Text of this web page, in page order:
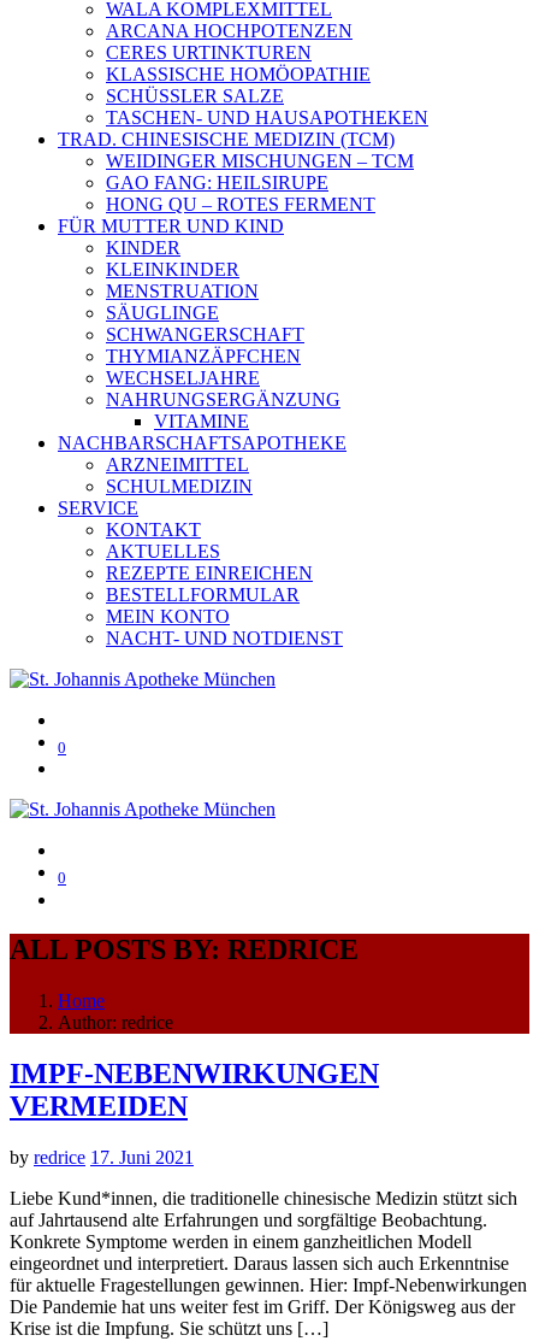
WALA KOMPLEXMITTEL
ARCANA HOCHPOTENZEN
CERES URTINKTUREN
KLASSISCHE HOMÖOPATHIE
SCHÜSSLER SALZE
TASCHEN- UND HAUSAPOTHEKEN
TRAD. CHINESISCHE MEDIZIN (TCM)
WEIDINGER MISCHUNGEN – TCM
GAO FANG: HEILSIRUPE
HONG QU – ROTES FERMENT
FÜR MUTTER UND KIND
KINDER
KLEINKINDER
MENSTRUATION
SÄUGLINGE
SCHWANGERSCHAFT
THYMIANZÄPFCHEN
WECHSELJAHRE
NAHRUNGSERGÄNZUNG
VITAMINE
NACHBARSCHAFTSAPOTHEKE
ARZNEIMITTEL
SCHULMEDIZIN
SERVICE
KONTAKT
AKTUELLES
REZEPTE EINREICHEN
BESTELLFORMULAR
MEIN KONTO
NACHT- UND NOTDIENST
0
0
ALL POSTS BY: REDRICE
Home
Author: redrice
IMPF-NEBENWIRKUNGEN
VERMEIDEN
by redrice 17. Juni 2021
Liebe Kund*innen, die traditionelle chinesische Medizin stützt sich
auf Jahrtausend alte Erfahrungen und sorgfältige Beobachtung.
Konkrete Symptome werden in einem ganzheitlichen Modell
eingeordnet und interpretiert. Daraus lassen sich auch Erkenntnise
für aktuelle Fragestellungen gewinnen. Hier: Impf-Nebenwirkungen
Die Pandemie hat uns weiter fest im Griff. Der Königsweg aus der
Krise ist die Impfung. Sie schützt uns […]